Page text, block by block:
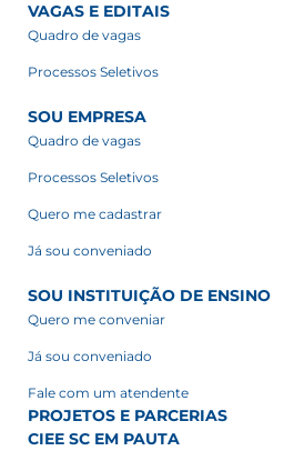
VAGAS E EDITAIS
Quadro de vagas
Processos Seletivos
SOU EMPRESA
Quadro de vagas
Processos Seletivos
Quero me cadastrar
Já sou conveniado
SOU INSTITUIÇÃO DE ENSINO
Quero me conveniar
Já sou conveniado
Fale com um atendente
PROJETOS E PARCERIAS
CIEE SC EM PAUTA